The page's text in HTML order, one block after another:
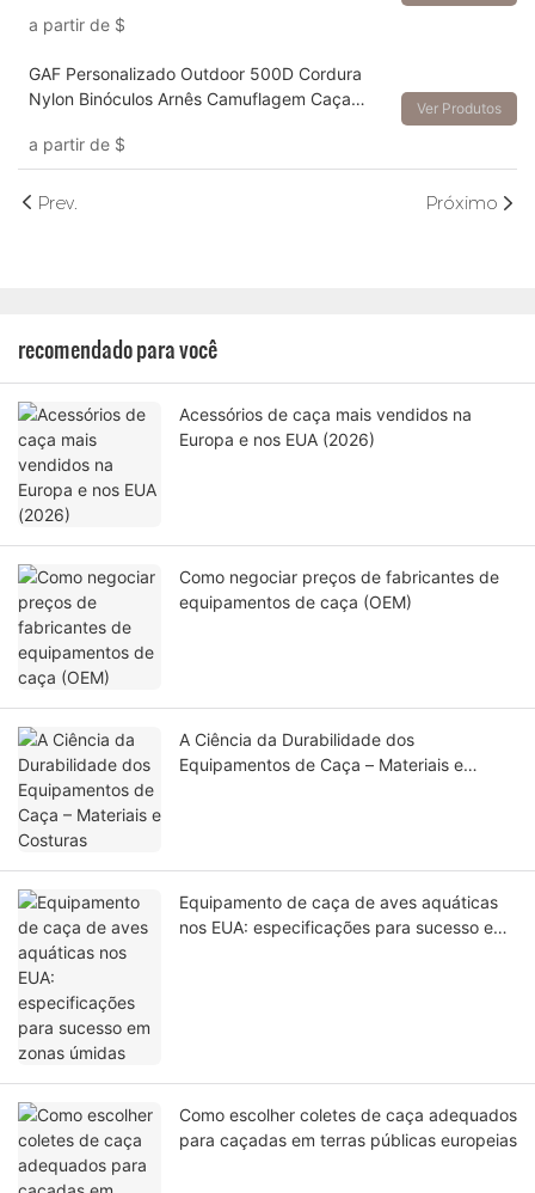
a partir de $
GAF Personalizado Outdoor 500D Cordura
Nylon Binóculos Arnês Camuflagem Caça
a partir de $
Ver Produtos
Prev. Próximo
recomendado para você
Acessórios de caça mais vendidos na
Europa e nos EUA (2026)
Como negociar preços de fabricantes de
equipamentos de caça (OEM)
A Ciência da Durabilidade dos
Equipamentos de Caça – Materiais e
Equipamento de caça de aves aquáticas
nos EUA: especificações para sucesso em
Como escolher coletes de caça adequados
para caçadas em terras públicas europeias